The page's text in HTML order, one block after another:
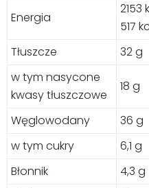
Energia
2153
517
Tłuszcze 32 g
w tym nasycone
kwasy tłuszczowe
18 g
Węglowodany 36 g
w tym cukry
6,1 g
Błonnik
4,3 g